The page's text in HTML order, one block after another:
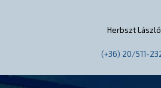
Herbszt László
(+36) 20/511-